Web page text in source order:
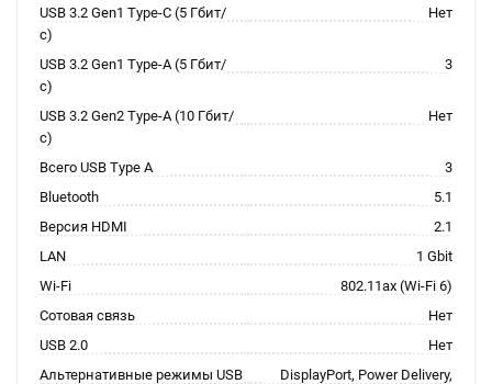
USB 3.2 Gen1 Type-C (5 Гбит/
с)
Нет
USB 3.2 Gen1 Type-A (5 Гбит/
с)
3
USB 3.2 Gen2 Type-A (10 Гбит/
с)
Нет
Всего USB Type A
3
Bluetooth
5.1
Версия HDMI
2.1
LAN
1 Gbit
Wi-Fi
802.11ax (Wi-Fi 6)
Сотовая связь
Нет
USB 2.0
Нет
Альтернативные режимы USB
DisplayPort, Power Delivery,